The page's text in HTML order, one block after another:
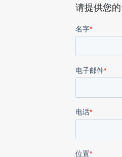
请提供您